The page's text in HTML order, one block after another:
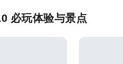
必玩体验与景点